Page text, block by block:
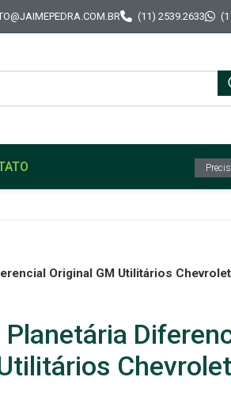
(11) 2539.2633
Original GM Utilitários Chevrolet
Planetária
Chevrolet